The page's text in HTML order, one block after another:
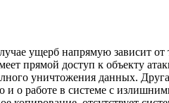
ущерб напрямую зависит
прямой доступ к объекту
уничтожения данных.
о работе в системе с